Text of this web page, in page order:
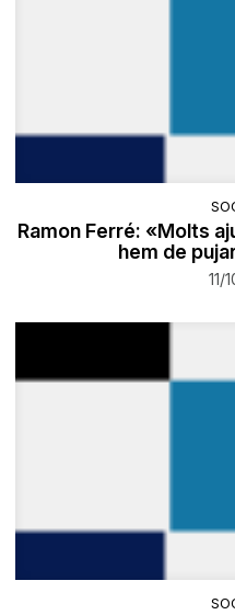
Ramon Ferré: «Molts
hem de
11/